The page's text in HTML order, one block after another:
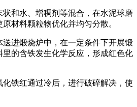
和水、增稠剂等混合，在水泥球磨
材料颗粒物优化并均匀分散。
进煅烧炉中，在一定条件下开展锻
的含铁发生化学反应，形成红色化
铁红通过冷后，进行破碎解决，使